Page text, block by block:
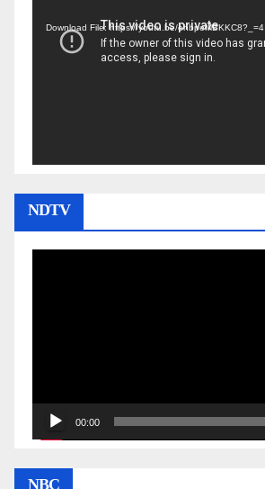
Download File: https://youtu.be/ehbpeMBKKC8?_=4
NDTV
00:00